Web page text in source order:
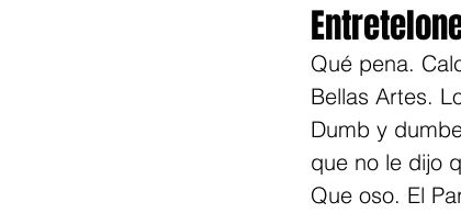
Qué pena.
Bellas Artes.
Dumb y
que no le dijo
Que oso. El